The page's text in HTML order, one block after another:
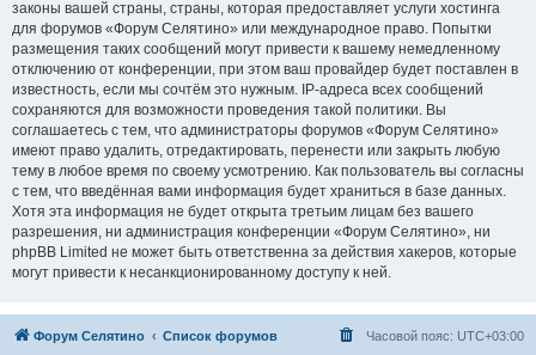
законы вашей страны, страны, которая предоставляет услуги хостинга
для форумов «Форум Селятино» или международное право. Попытки
размещения таких сообщений могут привести к вашему немедленному
отключению от конференции, при этом ваш провайдер будет поставлен в
известность, если мы сочтём это нужным. IP-адреса всех сообщений
сохраняются для возможности проведения такой политики. Вы
соглашаетесь с тем, что администраторы форумов «Форум Селятино»
имеют право удалить, отредактировать, перенести или закрыть любую
тему в любое время по своему усмотрению. Как пользователь вы согласны
с тем, что введённая вами информация будет храниться в базе данных.
Хотя эта информация не будет открыта третьим лицам без вашего
разрешения, ни администрация конференции «Форум Селятино», ни
phpBB Limited не может быть ответственна за действия хакеров, которые
могут привести к несанкционированному доступу к ней.
Форум Селятино Список форумов Часовой пояс: UTC+03:00